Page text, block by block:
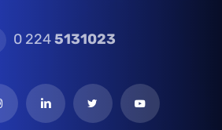
0 2245131023